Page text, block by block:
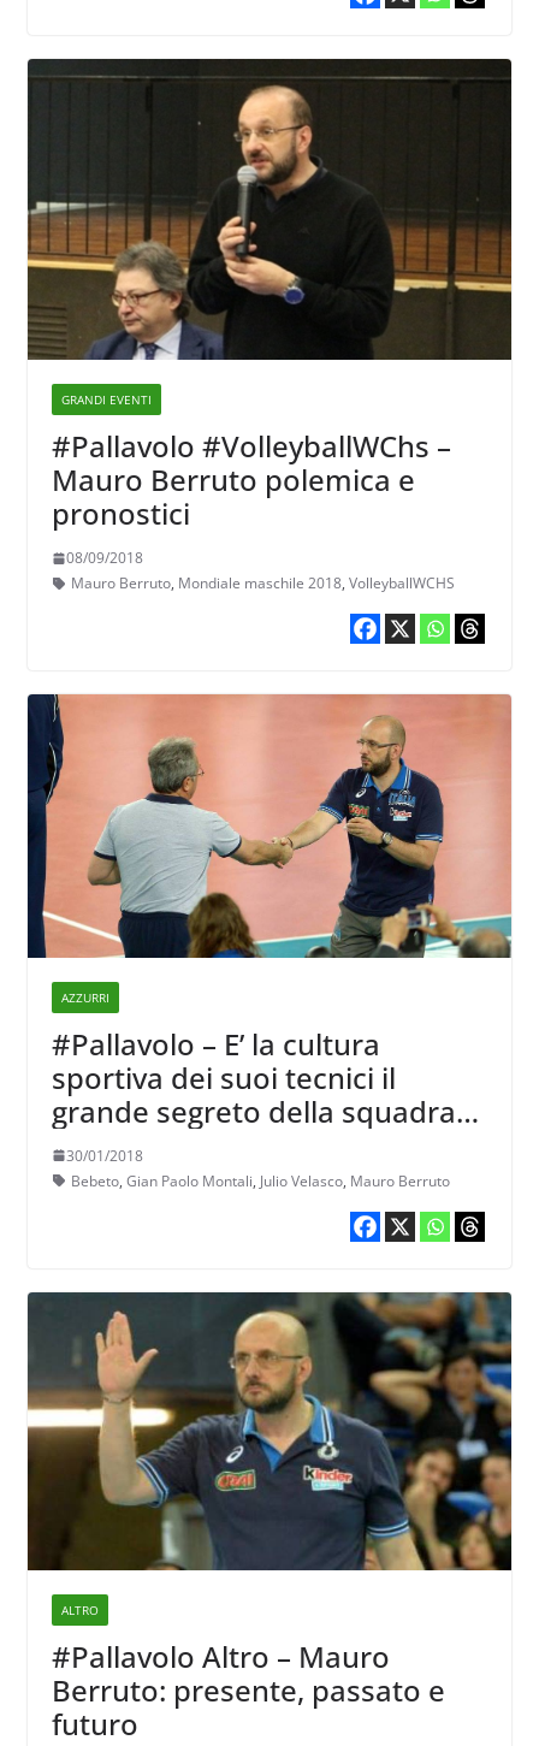
GRANDI EVENTI
#Pallavolo #VolleyballWChs –
Mauro Berruto polemica e
pronostici
08/09/2018
Mauro Berruto, Mondiale maschile 2018, VolleyballWCHS
AZZURRI
#Pallavolo – E’ la cultura
sportiva dei suoi tecnici il
grande segreto della squadra
azzurra maschile?
30/01/2018
Bebeto, Gian Paolo Montali, Julio Velasco, Mauro Berruto
ALTRO
#Pallavolo Altro – Mauro
Berruto: presente, passato e
futuro